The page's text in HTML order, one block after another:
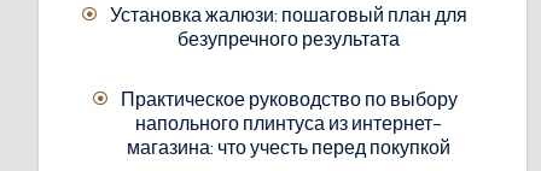
Установка жалюзи: пошаговый план для
безупречного результата
Практическое руководство по выбору
напольного плинтуса из интернет-
магазина: что учесть перед покупкой